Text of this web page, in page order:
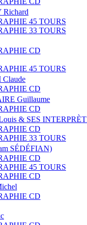
45 TOURS
33 TOURS
CD
45 TOURS
CD
Guillaume
CD
& SES
CD
33 TOURS
SÉDÉFIAN)
CD
45 TOURS
CD
CD